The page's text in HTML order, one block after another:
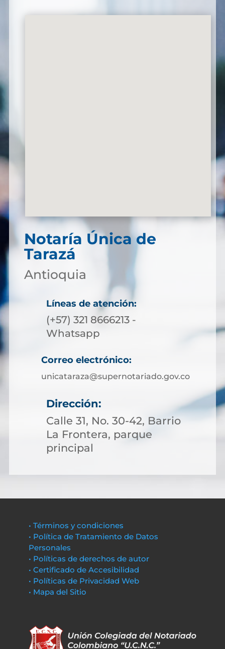
Notaría Única de
Tarazá
Antioquia
Líneas de atención:
(+57) 321 8666213 -
Whatsapp
Correo electrónico:
unicataraza@supernotariado.gov.co
Dirección:
Calle 31, No. 30-42, Barrio
La Frontera, parque
principal
• Términos y condiciones
• Política de Tratamiento de Datos
Personales
• Políticas de derechos de autor
• Certificado de Accesibilidad
• Políticas de Privacidad Web
• Mapa del Sitio